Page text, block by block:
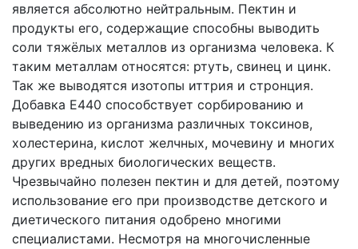
является абсолютно нейтральным. Пектин и
продукты его, содержащие способны выводить
соли тяжёлых металлов из организма человека. К
таким металлам относятся: ртуть, свинец и цинк.
Так же выводятся изотопы иттрия и стронция.
Добавка Е440 способствует сорбированию и
выведению из организма различных токсинов,
холестерина, кислот желчных, мочевину и многих
других вредных биологических веществ.
Чрезвычайно полезен пектин и для детей, поэтому
использование его при производстве детского и
диетического питания одобрено многими
специалистами. Несмотря на многочисленные